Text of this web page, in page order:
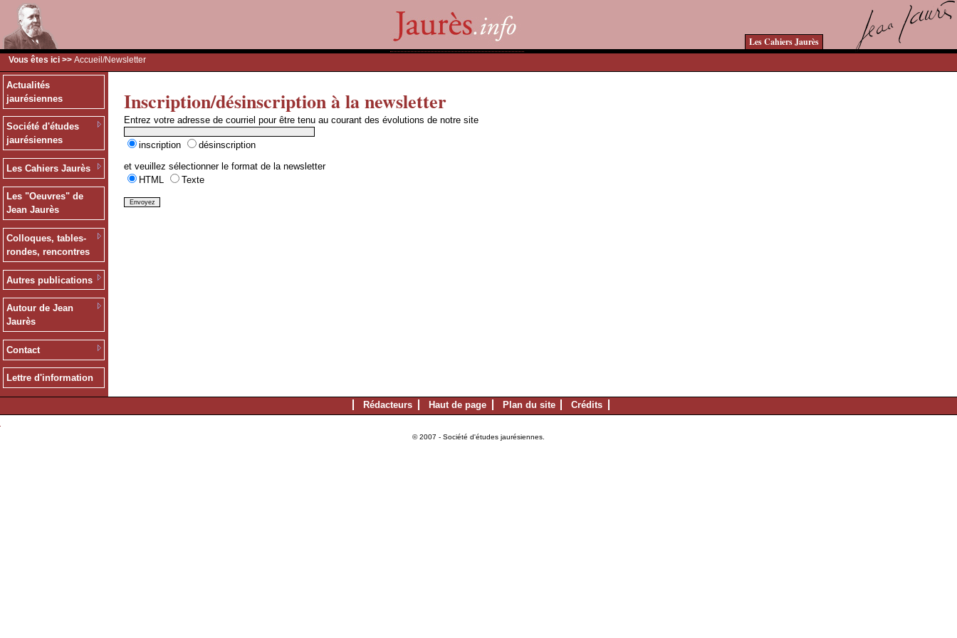
Les Cahiers Jaurès
Vous êtes ici >> Accueil /Newsletter
Actualités
jaurésiennes
Société d'études
jaurésiennes
Les Cahiers Jaurès
Les "Oeuvres" de
Jean Jaurès
Colloques, tables-
rondes, rencontres
Autres publications
Autour de Jean
Jaurès
Contact
Lettre d'information
Inscription/désinscription à la newsletter
Entrez votre adresse de courriel pour être tenu au courant des évolutions de notre site
inscription
désinscription
et veuillez sélectionner le format de la newsletter
HTML
Texte
Rédacteurs Haut de page Plan du site Crédits
© 2007 - Société d'études jaurésiennes.